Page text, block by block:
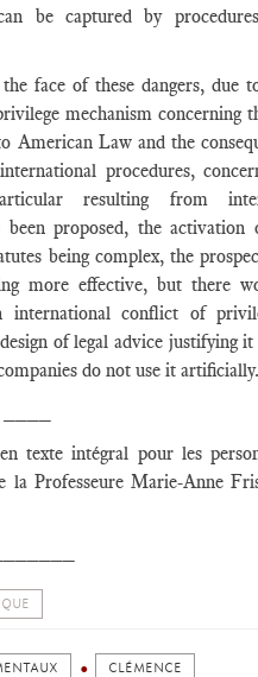
be captured by
face of these dangers, due
mechanism concerning
American Law and the
procedures,
resulting from
been proposed, the activation
being complex, the
more effective, but there
international conflict of
of legal advice justifying it
do not use it artificially.
texte intégral pour les
la Professeure Marie-Anne
CLÉMENCE